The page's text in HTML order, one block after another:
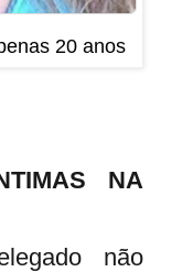
20 anos
NA
não